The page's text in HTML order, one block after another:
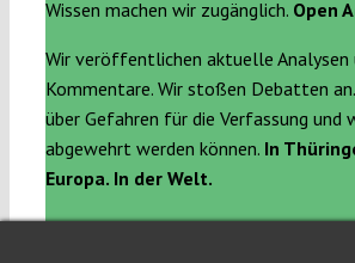
Wissen machen wir zugänglich. Open
Wir veröffentlichen aktuelle Analysen
Kommentare. Wir stoßen Debatten
über Gefahren für die Verfassung und
abgewehrt werden können. In
Europa. In der Welt.
Dafür brauchen wir Ihre